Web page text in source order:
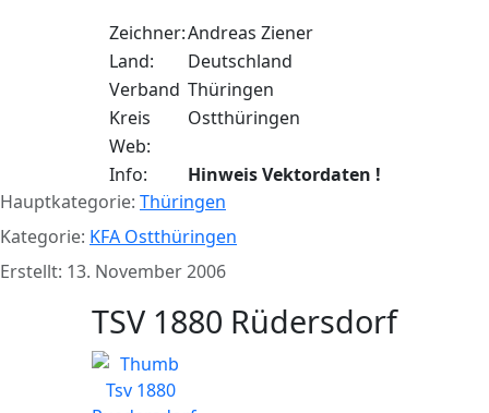
Zeichner:Andreas Ziener
Land:
Deutschland
Verband Thüringen
Kreis
Ostthüringen
Web:
Info:
Hinweis Vektordaten !
Hauptkategorie: Thüringen
Kategorie: KFA Ostthüringen
Erstellt: 13. November 2006
TSV 1880 Rüdersdorf